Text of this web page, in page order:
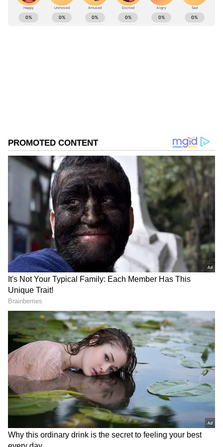
Acer Swift 3 SF314-512:
2022 విక్రయంలో, Acer Swift 3 ల్యాప్‌టాప్‌ను రూ.
83,999కి బదులుగా కేవలం రూ. 59,990కి కొనుగోలు
చేయవచ్చు. ఇది ఇంటెల్ కోర్ i5 ప్రాసెసర్, 8GB RAM ,
512GB SSD స్టోరేజ్ కలిగి ఉంది. ఇది 14 అంగుళాల
Quad-HD IPS డిస్ప్లేతో వస్తుంది.
Lenovo Yoga Slim 7 Pro: Amazon సేల్‌లో,
వినియోగదారులు ఈ ల్యాప్‌టాప్‌ను రూ. 1,06,290కి
బదులుగా కేవలం రూ. 72,990కే ఇంటికి తీసుకురావచ్చు.
ల్యాప్‌టాప్ 14-అంగుళాల 2.8K IPS డిస్‌ప్లేను 400 నిట్‌ల
ABOUT THE AUTHOR
DOWNLOAD APP